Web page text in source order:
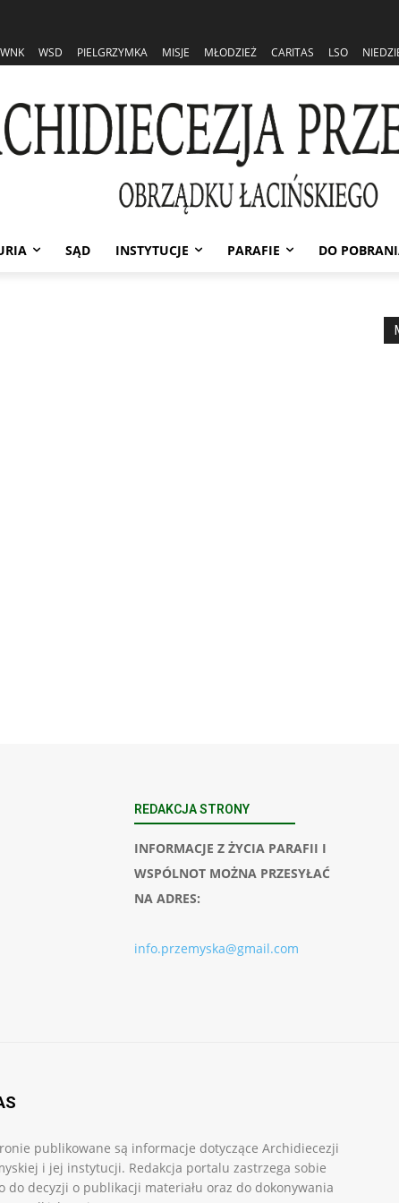
WNK WSD PIELGRZYMKA MISJE MŁODZIEŻ CARITAS LSO
SĄD INSTYTUCJE PARAFIE DO
REDAKCJA STRONY
INFORMACJE Z ŻYCIA PARAFII I
WSPÓLNOT MOŻNA PRZESYŁAĆ
NA ADRES:
info.przemyska@gmail.com
publikowane są informacje dotyczące Archidiecezji
i jej instytucji. Redakcja portalu zastrzega sobie
do decyzji o publikacji materiału oraz do dokonywania